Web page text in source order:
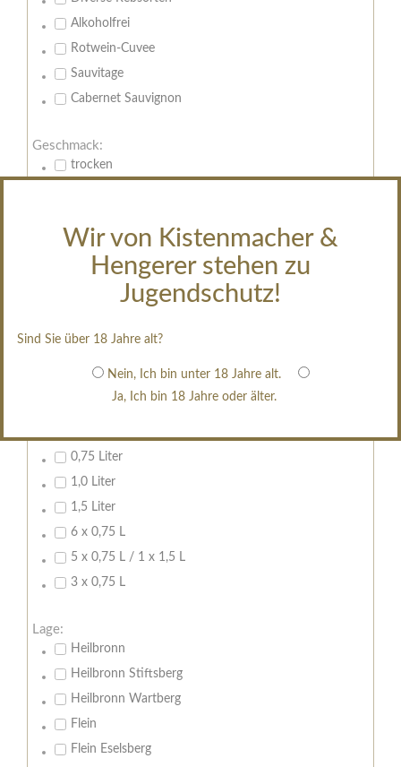
Wir von Kistenmacher &
Hengerer stehen zu
Jugendschutz!
Sind Sie über 18 Jahre alt?
Nein, Ich bin unter 18 Jahre alt.
Ja, Ich bin 18 Jahre oder älter.
Alkoholfrei
Rotwein-Cuvee
Sauvitage
Cabernet Sauvignon
Geschmack:
trocken
restsüß
edelsüß
im Holzfass gereift
erfrischend, nicht zu süß
0,75 Liter
1,0 Liter
1,5 Liter
6 x 0,75 L
5 x 0,75 L / 1 x 1,5 L
3 x 0,75 L
Lage:
Heilbronn
Heilbronn Stiftsberg
Heilbronn Wartberg
Flein
Flein Eselsberg